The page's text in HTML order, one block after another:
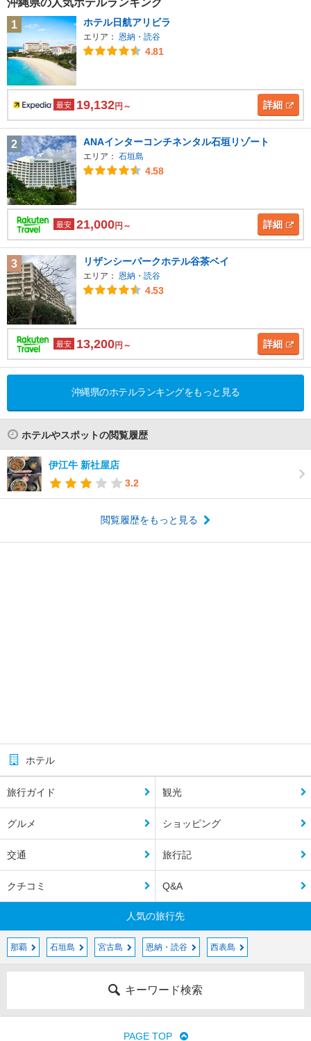
1
ホテル日航アリビラ
エリア： 恩納・読谷
4.81
最安 19,132円～ 詳細
2 ANAインターコンチネンタル石垣リゾート
エリア： 石垣島
4.58
最安 21,000円～ 詳細
3 リザンシーパークホテル谷茶ベイ
エリア： 恩納・読谷
4.53
最安 13,200円～ 詳細
沖縄県のホテルランキングをもっと見る
ホテルやスポットの閲覧履歴
伊江牛 新社屋店
3.2
閲覧履歴をもっと見る
ホテル
旅行ガイド 観光
グルメ ショッピング
交通 旅行記
クチコミ Q&A
人気の旅行先
那覇 石垣島 宮古島 恩納・読谷 西表島
キーワード検索
PAGE TOP